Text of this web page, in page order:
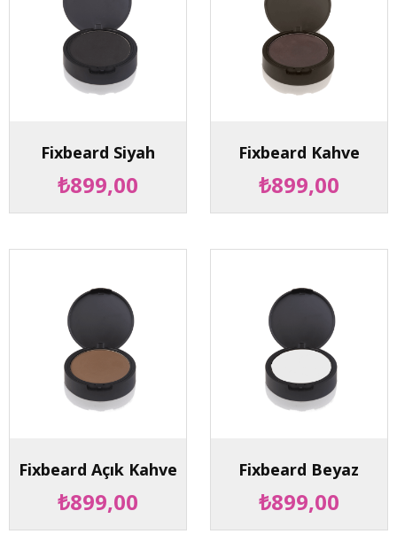
Fixbeard Siyah
₺899,00
Fixbeard Kahve
₺899,00
Fixbeard Açık Kahve
₺899,00
Fixbeard Beyaz
₺899,00